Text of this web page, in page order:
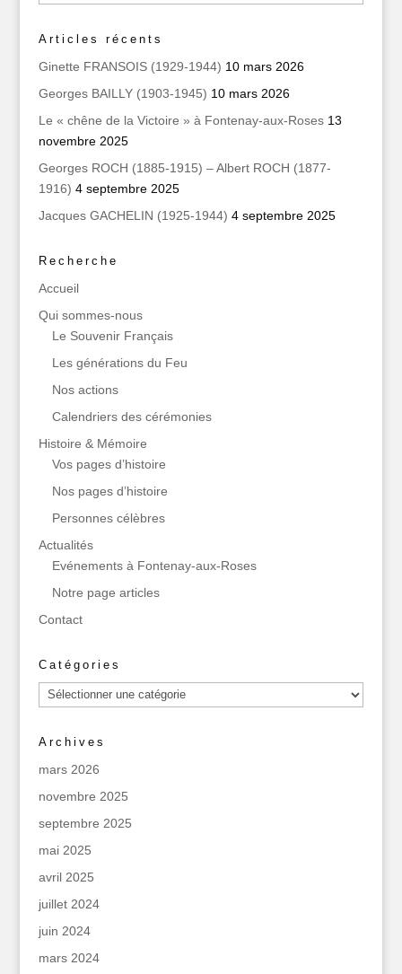
du
Articles récents
Ginette FRANSOIS (1929-1944) 10 mars 2026
Georges BAILLY (1903-1945) 10 mars 2026
Le « chêne de la Victoire » à Fontenay-aux-Roses 13
novembre 2025
Georges ROCH (1885-1915) – Albert ROCH (1877-
1916) 4 septembre 2025
Jacques GACHELIN (1925-1944) 4 septembre 2025
Recherche
Accueil
Qui sommes‑nous
Le Souvenir Français
Les générations du Feu
Nos actions
Calendriers des cérémonies
Histoire & Mémoire
Vos pages d’histoire
Nos pages d’histoire
Personnes célèbres
Actualités
Evénements à Fontenay-aux-Roses
Notre page articles
Contact
Catégories
Catégories
Archives
mars 2026
novembre 2025
septembre 2025
mai 2025
avril 2025
juillet 2024
juin 2024
mars 2024